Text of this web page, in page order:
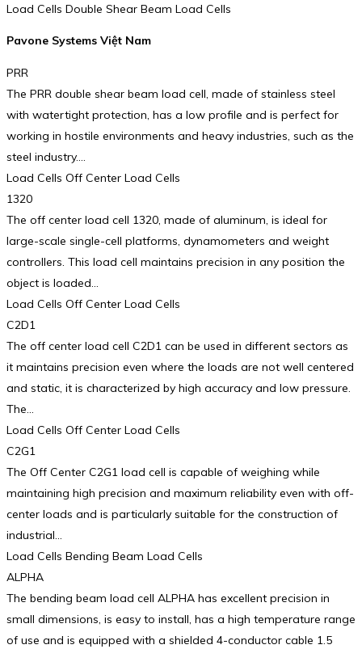
Load Cells Double Shear Beam Load Cells
Pavone Systems Việt Nam
PRR
The PRR double shear beam load cell, made of stainless steel
with watertight protection, has a low profile and is perfect for
working in hostile environments and heavy industries, such as the
steel industry.…
Load Cells Off Center Load Cells
1320
The off center load cell 1320, made of aluminum, is ideal for
large-scale single-cell platforms, dynamometers and weight
controllers. This load cell maintains precision in any position the
object is loaded…
Load Cells Off Center Load Cells
C2D1
The off center load cell C2D1 can be used in different sectors as
it maintains precision even where the loads are not well centered
and static, it is characterized by high accuracy and low pressure.
The…
Load Cells Off Center Load Cells
C2G1
The Off Center C2G1 load cell is capable of weighing while
maintaining high precision and maximum reliability even with off-
center loads and is particularly suitable for the construction of
industrial…
Load Cells Bending Beam Load Cells
ALPHA
The bending beam load cell ALPHA has excellent precision in
small dimensions, is easy to install, has a high temperature range
of use and is equipped with a shielded 4-conductor cable 1.5